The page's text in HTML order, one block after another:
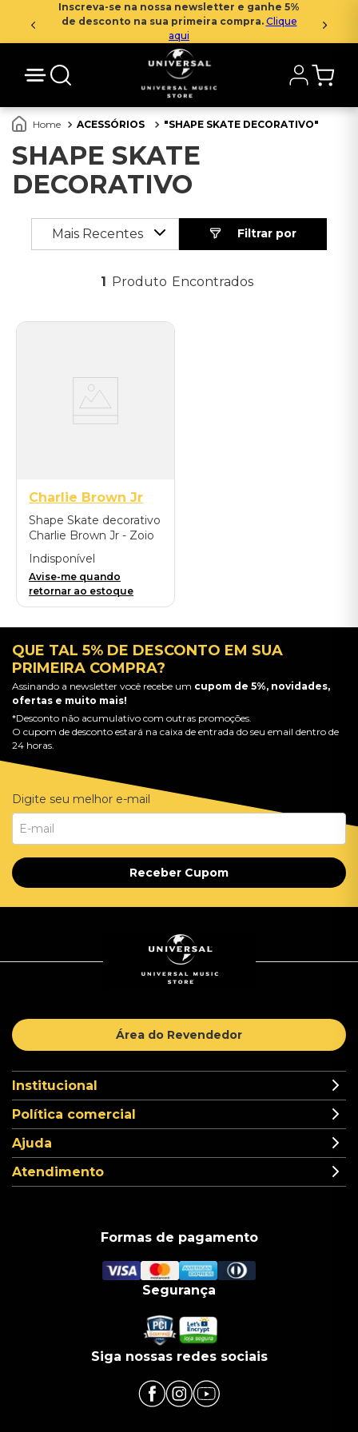
Inscreva-se na nossa newsletter e ganhe 5%
de desconto na sua primeira compra. Clique
aqui
ACESSÓRIOS SHAPE SKATE DECORATIVO
SHAPE SKATE
DECORATIVO
Mais Recentes
1 Produto
Charlie Brown Jr
Shape Skate decorativo
Charlie Brown Jr - Zoio
de Lula
Indisponível
Avise-me quando
retornar ao estoque
QUE TAL 5% DE DESCONTO EM SUA
PRIMEIRA COMPRA?
Assinando a newsletter você recebe um cupom de 5%, novidades,
ofertas e muito mais!
*Desconto não acumulativo com outras promoções.
O cupom de desconto estará na caixa de entrada do seu email dentro de
24 horas.
Digite seu melhor e-mail
Receber Cupom
Área do Revendedor
Institucional
Política comercial
Ajuda
Atendimento
Formas de pagamento
Segurança
Siga nossas redes sociais